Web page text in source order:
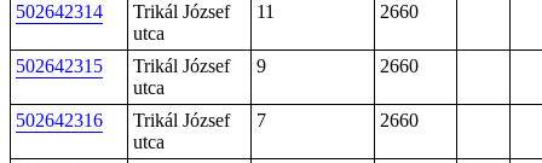
502642314
Trikál József
utca
11 2660
502642315
Trikál József
utca
9 2660
502642316
Trikál József
utca
7 2660